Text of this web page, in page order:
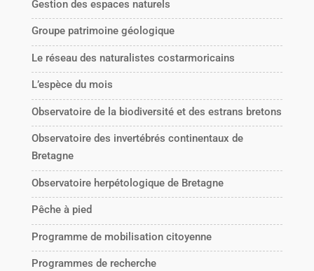
Gestion des espaces naturels
Groupe patrimoine géologique
Le réseau des naturalistes costarmoricains
L’espèce du mois
Observatoire de la biodiversité et des estrans bretons
Observatoire des invertébrés continentaux de
Bretagne
Observatoire herpétologique de Bretagne
Pêche à pied
Programme de mobilisation citoyenne
Programmes de recherche